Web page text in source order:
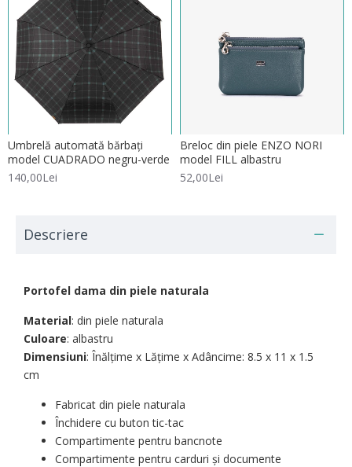
Umbrelă automată bărbați
model CUADRADO negru-verde
140,00Lei
Breloc din piele ENZO NORI
model FILL albastru
52,00Lei
Descriere
Portofel dama din piele naturala
Material: din piele naturala
Culoare: albastru
Dimensiuni: Înălțime x Lățime x Adâncime: 8.5 х 11 х 1.5
cm
Fabricat din piele naturala
Închidere cu buton tic-tac
Compartimente pentru bancnote
Compartimente pentru carduri și documente